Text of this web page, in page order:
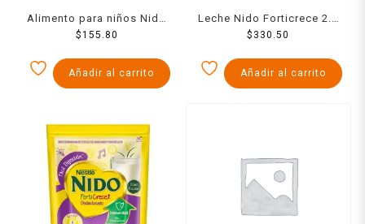
Alimento para niños Nido
Pre-Escolar 2+ a partir de
$155.80
Añadir al carrito
Leche Nido Forticrece 2.3
kg
$ 330.50
Añadir al carrito